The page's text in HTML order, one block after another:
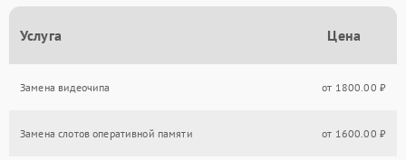
Услуга Цена
Замена видеочипа от 1800.00 ₽
Замена слотов оперативной памяти от 1600.00 ₽